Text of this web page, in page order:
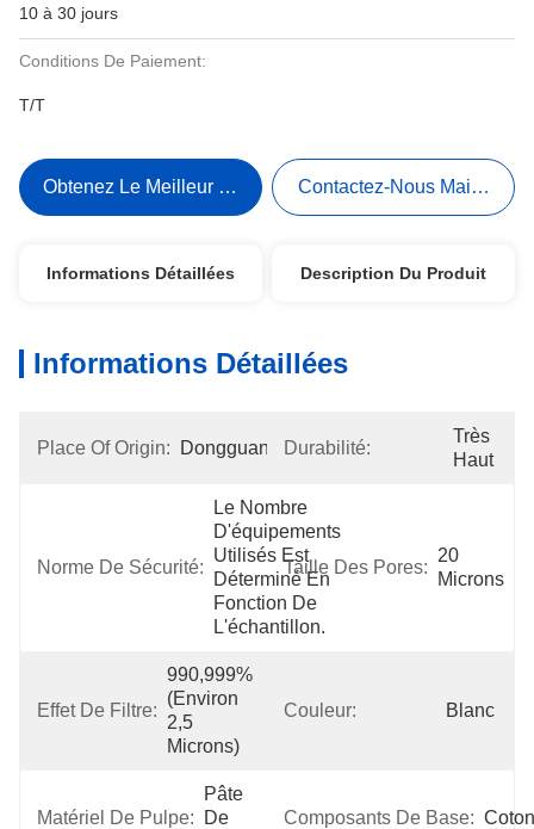
10 à 30 jours
Conditions De Paiement:
T/T
Obtenez Le Meilleur Prix Contactez-Nous Maintenant
Informations Détaillées Description Du Produit
Informations Détaillées
Place Of Origin: Dongguan Durabilité:
Très
Haut
Norme De Sécurité:
Le Nombre
D'équipements
Utilisés Est
Déterminé En
Fonction De
L'échantillon.
Taille Des Pores:
20
Microns
Effet De Filtre:
990,999%
(environ
2,5
Microns)
Couleur: Blanc
Matériel De Pulpe:
Pâte
De
Composants De Base: Coton